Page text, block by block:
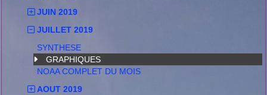
JUIN 2019
JUILLET 2019
SYNTHESE
GRAPHIQUES
NOAA COMPLET DU MOIS
AOUT 2019